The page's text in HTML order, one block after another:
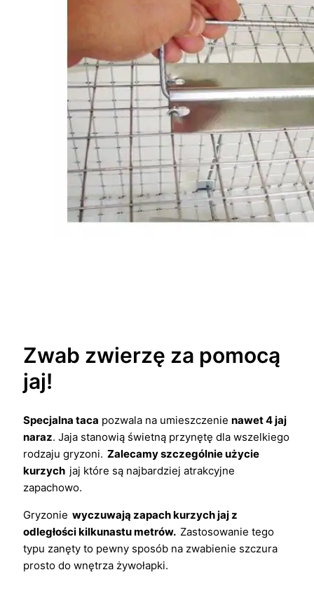
Zwab zwierzę za pomocą
jaj!
Specjalna taca pozwala na umieszczenie nawet 4 jaj
naraz. Jaja stanowią świetną przynętę dla wszelkiego
rodzaju gryzoni. Zalecamy szczególnie użycie
kurzych jaj które są najbardziej atrakcyjne
zapachowo.
Gryzonie wyczuwają zapach kurzych jaj z
odległości kilkunastu metrów. Zastosowanie tego
typu zanęty to pewny sposób na zwabienie szczura
prosto do wnętrza żywołapki.